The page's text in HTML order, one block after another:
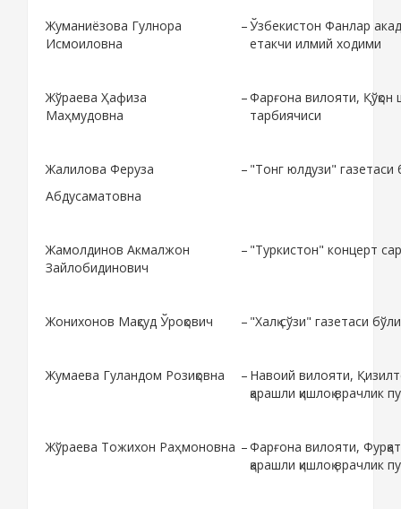
Жуманиёзова Гулнора
Исмоиловна
–Ўзбекистон Фанлар
етакчи илмий ходими
Жўраева Ҳафиза
Маҳмудовна
–Фарғона вилояти,
тарбиячиси
Жалилова Феруза
Абдусаматовна
– "Тонг юлдузи"
Жамолдинов Акмалжон
Зайлобидинович
– "Туркистон" концерт
Жонихонов Мақсуд Ўроқович – "Халқ сўзи" газетаси
Жумаева Гуландом Розиқовна – Навоий вилояти,
қарашли қишлоқ врачлик
Жўраева Тожихон Раҳмоновна –Фарғона вилояти,
қарашли қишлоқ врачлик